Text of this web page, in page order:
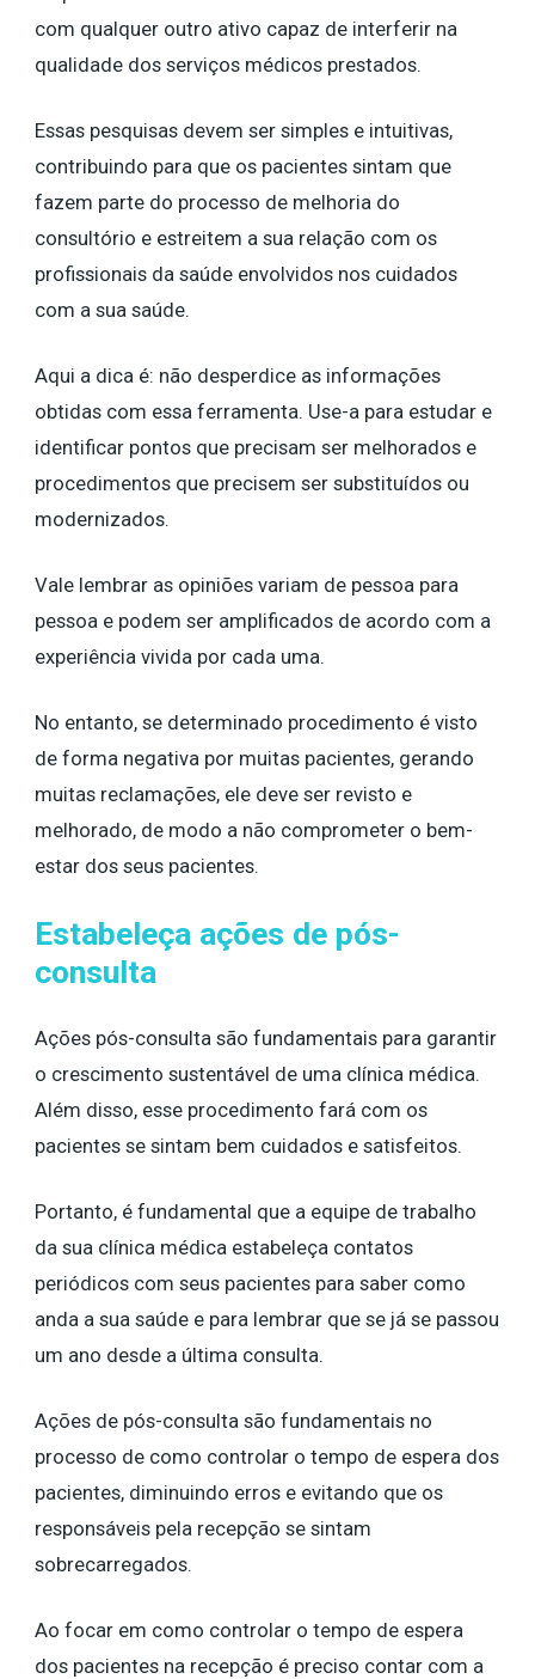
com qualquer outro ativo capaz de interferir na
qualidade dos serviços médicos prestados.
Essas pesquisas devem ser simples e intuitivas,
contribuindo para que os pacientes sintam que
fazem parte do processo de melhoria do
consultório e estreitem a sua relação com os
profissionais da saúde envolvidos nos cuidados
com a sua saúde.
Aqui a dica é: não desperdice as informações
obtidas com essa ferramenta. Use-a para estudar e
identificar pontos que precisam ser melhorados e
procedimentos que precisem ser substituídos ou
modernizados.
Vale lembrar as opiniões variam de pessoa para
pessoa e podem ser amplificados de acordo com a
experiência vivida por cada uma.
No entanto, se determinado procedimento é visto
de forma negativa por muitas pacientes, gerando
muitas reclamações, ele deve ser revisto e
melhorado, de modo a não comprometer o bem-
estar dos seus pacientes.
Estabeleça ações de pós-
consulta
Ações pós-consulta são fundamentais para garantir
o crescimento sustentável de uma clínica médica.
Além disso, esse procedimento fará com os
pacientes se sintam bem cuidados e satisfeitos.
Portanto, é fundamental que a equipe de trabalho
da sua clínica médica estabeleça contatos
periódicos com seus pacientes para saber como
anda a sua saúde e para lembrar que se já se passou
um ano desde a última consulta.
Ações de pós-consulta são fundamentais no
processo de como controlar o tempo de espera dos
pacientes, diminuindo erros e evitando que os
responsáveis pela recepção se sintam
sobrecarregados.
Ao focar em como controlar o tempo de espera
dos pacientes na recepção é preciso contar com a